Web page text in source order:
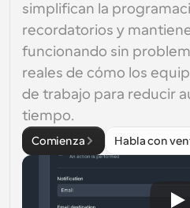
simplifican la
recordatorios y
funcionando sin
reales de cómo los
de trabajo para reducir
tiempo.
Comienza Habla con